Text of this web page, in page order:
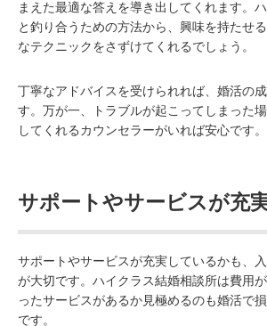
まえた最適な答えを導き出してくれます。
と釣り合うための方法から、興味を持たせ
なテクニックをさずけてくれるでしょう。
丁寧なアドバイスを受けられれば、婚活の
す。万が一、トラブルが起こってしまった
してくれるカウンセラーがいれば安心です。
サポートやサービスが充
サポートやサービスが充実しているかも、
が大切です。ハイクラス結婚相談所は費用
ったサービスがあるか見極めるのも婚活で
です。